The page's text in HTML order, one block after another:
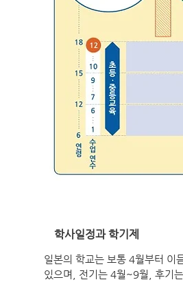
​학사일정과 학기제
일본의 학교는 보통 4월부터 이
있으며, 전기는 4월~9월, 후기